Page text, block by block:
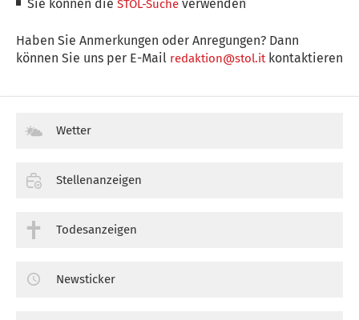
Sie können dieSTOL-Suche verwenden
Haben Sie Anmerkungen oder Anregungen? Dann
können Sie uns per E-Mail redaktion@stol.itkontaktieren
Wetter
Stellenanzeigen
Todesanzeigen
Newsticker